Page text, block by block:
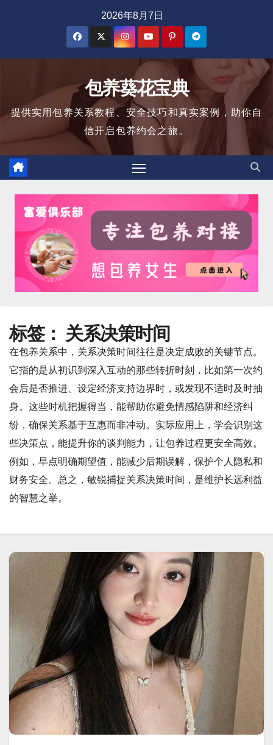
2026年8月7日
包养葵花宝典
提供实用包养关系教程、安全技巧和真实案例，助你自
信开启包养约会之旅。
标签： 关系决策时间
在包养关系中，关系决策时间往往是决定成败的关键节点。
它指的是从初识到深入互动的那些转折时刻，比如第一次约
会后是否推进、设定经济支持边界时，或发现不适时及时抽
身。这些时机把握得当，能帮助你避免情感陷阱和经济纠
纷，确保关系基于互惠而非冲动。实际应用上，学会识别这
些决策点，能提升你的谈判能力，让包养过程更安全高效。
例如，早点明确期望值，能减少后期误解，保护个人隐私和
财务安全。总之，敏锐捕捉关系决策时间，是维护长远利益
的智慧之举。